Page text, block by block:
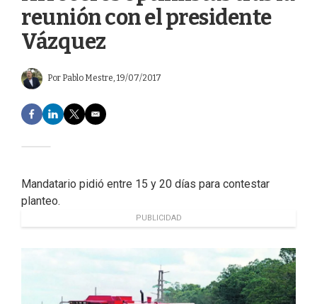
reunión con el presidente
Vázquez
Por Pablo Mestre, 19/07/2017
F
a
e
o
k
L
i
d
n
T
w
e
E
m
Mandatario pidió entre 15 y 20 días para contestar
planteo.
PUBLICIDAD